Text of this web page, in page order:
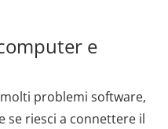
e
problemi software,
se riesci a connettere il